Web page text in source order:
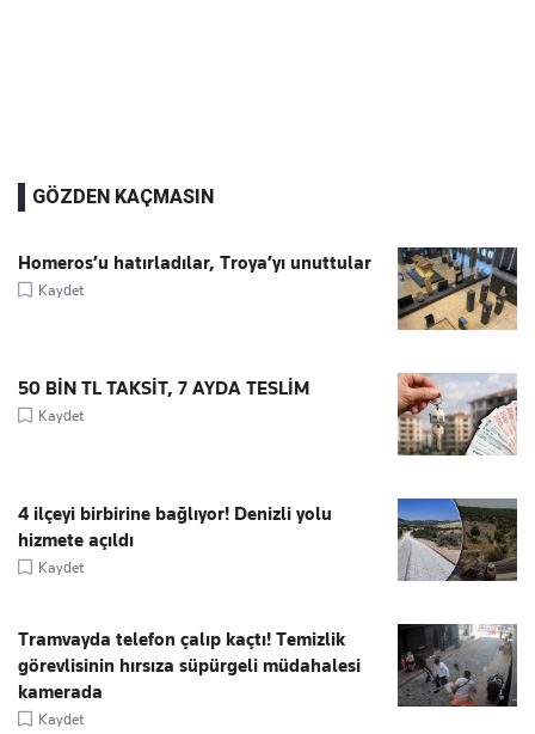
GÖZDEN KAÇMASIN
Homeros’u hatırladılar, Troya’yı unuttular
Kaydet
50 BİN TL TAKSİT, 7 AYDA TESLİM
Kaydet
4 ilçeyi birbirine bağlıyor! Denizli yolu
hizmete açıldı
Kaydet
Tramvayda telefon çalıp kaçtı! Temizlik
görevlisinin hırsıza süpürgeli müdahalesi
kamerada
Kaydet